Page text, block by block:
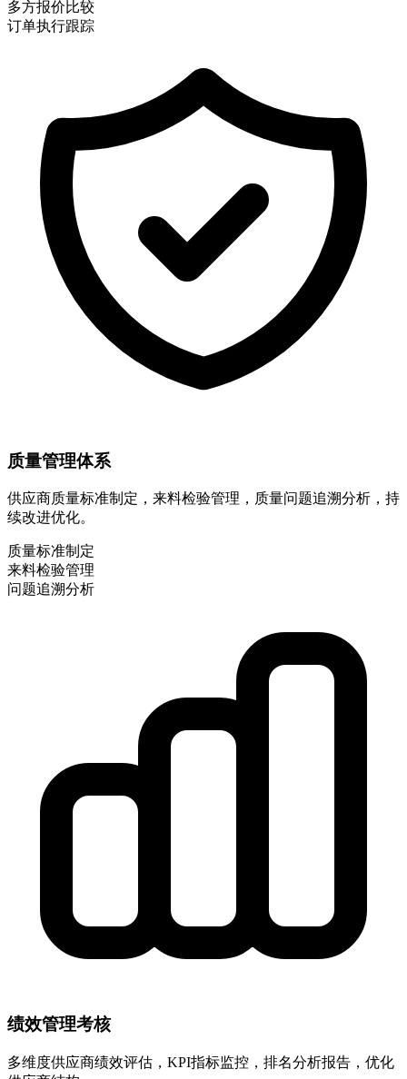
多方报价比较
订单执行跟踪
质量管理体系
供应商质量标准制定，来料检验管理，质量问题追溯分析，持
续改进优化。
质量标准制定
来料检验管理
问题追溯分析
绩效管理考核
多维度供应商绩效评估，KPI指标监控，排名分析报告，优化